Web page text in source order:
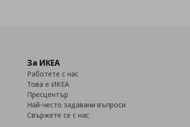
За ИКЕА
Работете с нас
Това е ИКЕА
Пресцентър
Най-често задавани въпроси
Свържете се с нас